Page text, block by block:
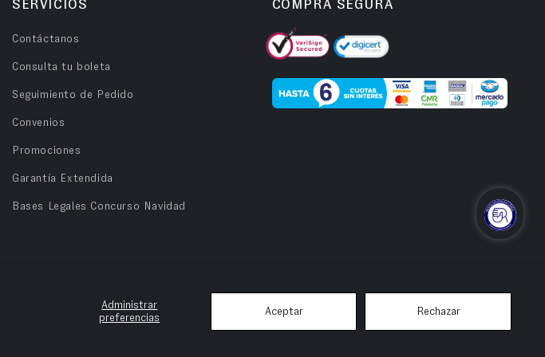
Administrar
preferencias
Aceptar Rechazar
SERVICIOS
Contáctanos
Consulta tu boleta
Seguimiento de Pedido
Convenios
Promociones
Garantía Extendida
Bases Legales Concurso Navidad
COMPRA SEGURA